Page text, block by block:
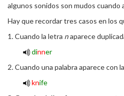
algunos sonidos son mudos cuando
Hay que recordar tres casos en los
1. Cuando la letra naparece
dinner
2. Cuando una palabra aparece con
knife